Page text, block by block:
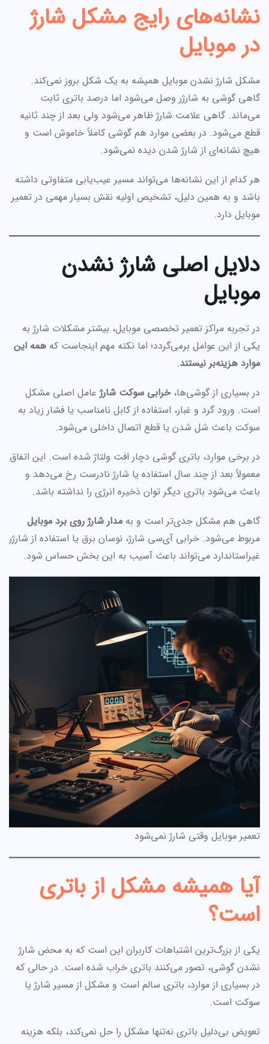
نشانه‌های رایج مشکل شارژ
در موبایل
مشکل شارژ نشدن موبایل همیشه به یک شکل بروز نمی‌کند.
گاهی گوشی به شارژر وصل می‌شود اما درصد باتری ثابت
می‌ماند. گاهی علامت شارژ ظاهر می‌شود ولی بعد از چند ثانیه
قطع می‌شود. در بعضی موارد هم گوشی کاملاً خاموش است و
هیچ نشانه‌ای از شارژ شدن دیده نمی‌شود.
هر کدام از این نشانه‌ها می‌تواند مسیر عیب‌یابی متفاوتی داشته
باشد و به همین دلیل، تشخیص اولیه نقش بسیار مهمی در تعمیر
موبایل دارد.
دلایل اصلی شارژ نشدن
موبایل
در تجربه مراکز تعمیر تخصصی موبایل، بیشتر مشکلات شارژ به
یکی از این عوامل برمی‌گردد؛ اما نکته مهم اینجاست که همه این
موارد هزینه‌بر نیستند.
در بسیاری از گوشی‌ها،خرابی سوکت شارژ عامل اصلی مشکل
است. ورود گرد و غبار، استفاده از کابل نامناسب یا فشار زیاد به
سوکت باعث شل شدن یا قطع اتصال داخلی می‌شود.
در برخی موارد، باتری گوشی دچار افت ولتاژ شده است. این اتفاق
معمولاً بعد از چند سال استفاده یا شارژ نادرست رخ می‌دهد و
باعث می‌شود باتری دیگر توان ذخیره انرژی را نداشته باشد.
گاهی هم مشکل جدی‌تر است و به مدار شارژ روی برد موبایل
مربوط می‌شود. خرابی آی‌سی شارژ، نوسان برق یا استفاده از شارژر
غیراستاندارد می‌تواند باعث آسیب به این بخش حساس شود.
تعمیر موبایل وقتی شارژ نمی‌شود
آیا همیشه مشکل از باتری
است؟
یکی از بزرگ‌ترین اشتباهات کاربران این است که به محض شارژ
نشدن گوشی، تصور می‌کنند باتری خراب شده است. در حالی که
در بسیاری از موارد، باتری سالم است و مشکل از مسیر شارژ یا
سوکت است.
تعویض بی‌دلیل باتری نه‌تنها مشکل را حل نمی‌کند، بلکه هزینه